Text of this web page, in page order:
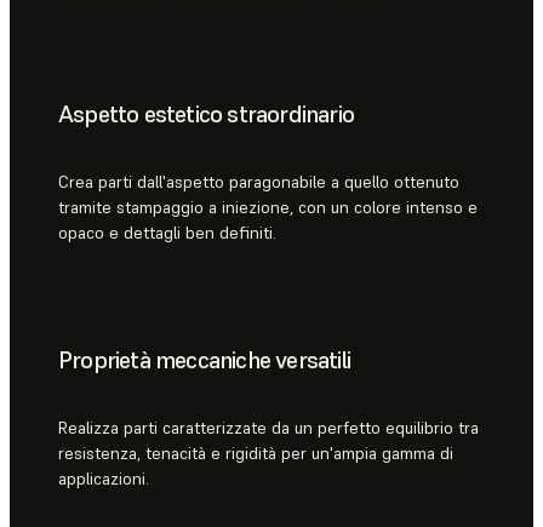
Aspetto estetico straordinario
Crea parti dall'aspetto paragonabile a quello ottenuto
tramite stampaggio a iniezione, con un colore intenso e
opaco e dettagli ben definiti.
Proprietà meccaniche versatili
Realizza parti caratterizzate da un perfetto equilibrio tra
resistenza, tenacità e rigidità per un'ampia gamma di
applicazioni.